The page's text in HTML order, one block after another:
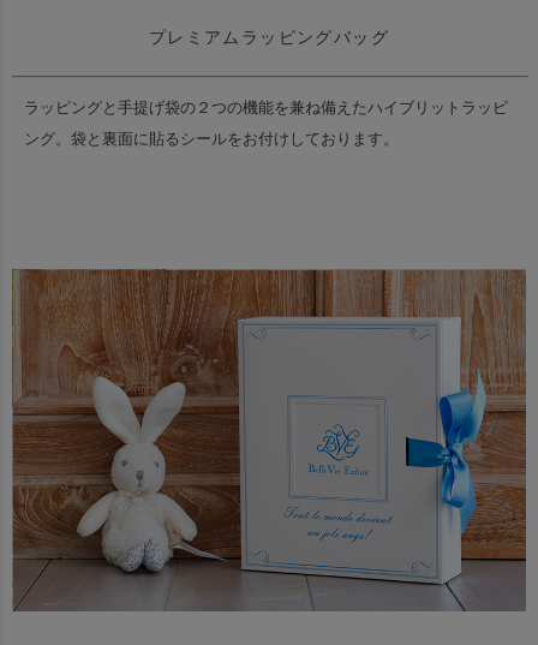
プレミアムラッピングバッグ
ラッピングと手提げ袋の２つの機能を兼ね備えたハイブリットラッピ
ング。 袋と裏面に貼るシールをお付けしております。